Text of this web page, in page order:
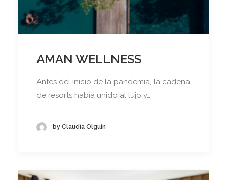
Search
AMAN WELLNESS
Antes del inicio de la pandemia, la cadena
de resorts había unido al lujo y…
by Claudia Olguín